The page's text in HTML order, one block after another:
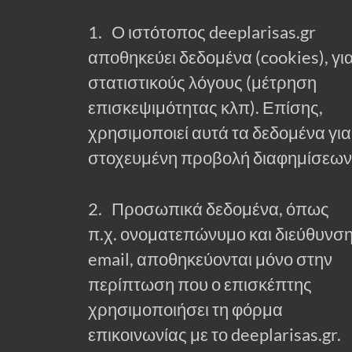
1. Ο ιστότοπος deeplarisas.gr
αποθηκεύει δεδομένα (cookies),
στατιστικούς λόγους (μέτρηση
επισκεψιμότητας κλπ). Επίσης,
χρησιμοποιεί αυτά τα δεδομένα για
στοχευμένη προβολή
2. Προσωπικά δεδομένα, όπως
π.χ. ονοματεπώνυμο και διεύθυνση
email, αποθηκεύονται μόνο στην
περίπτωση που ο επισκέπτης
χρησιμοποιήσει τη φόρμα
επικοινωνίας με το deeplarisas.gr.